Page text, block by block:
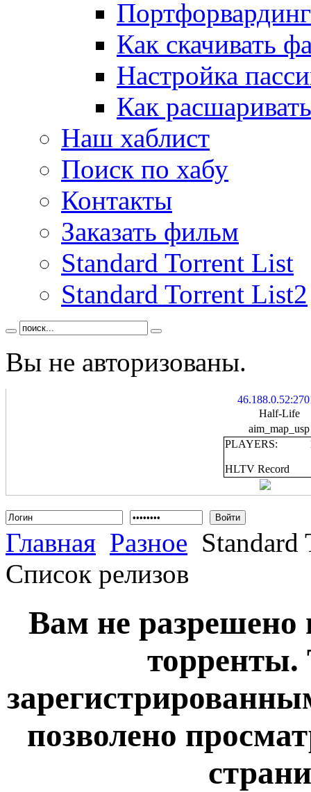
Портфорвардинг
Как скачивать
Настройка
Как
Наш хаблист
Поиск по хабу
Контакты
Заказать фильм
Standard Torrent List
Standard Torrent List2
Вы не авторизованы.
Half-Life
aim_map_usp
PLAYERS:
HLTV Record
Войти
Главная Разное Standard
Список релизов
Вам не разрешено
торренты.
позволено